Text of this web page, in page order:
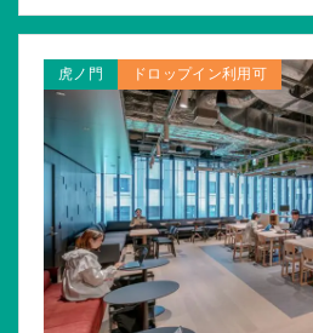
虎ノ門 ドロップイン利用可